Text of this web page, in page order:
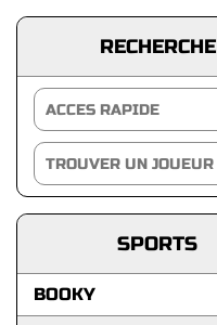
RECHERCHE
SPORTS
BOOKY